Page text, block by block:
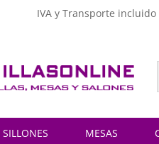
IVA y Transporte incluido
SILLONES MESAS